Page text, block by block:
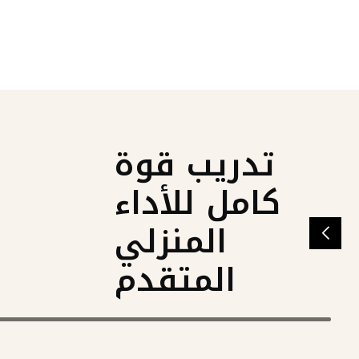
تدريب قوة
كامل للأداء
المنزلي
المتقدم